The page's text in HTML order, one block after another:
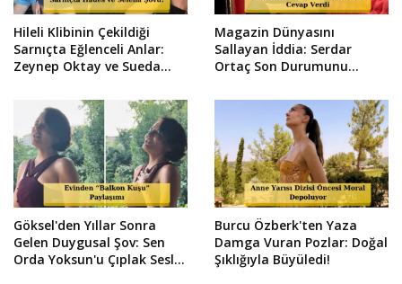
Hileli Klibinin Çekildiği
Sarnıçta Eğlenceli Anlar:
Zeynep Oktay ve Sueda
Magazin Dünyasını
Sallayan İddia: Serdar
Ortaç Son Durumunu
Göksel'den Yıllar Sonra
Gelen Duygusal Şov: Sen
Orda Yoksun'u Çıplak Sesle
Burcu Özberk'ten Yaza
Damga Vuran Pozlar: Doğal
Şıklığıyla Büyüledi!